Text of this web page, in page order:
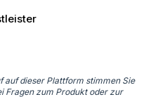
auf dieser Plattform stimmen Sie
Fragen zum Produkt oder zur